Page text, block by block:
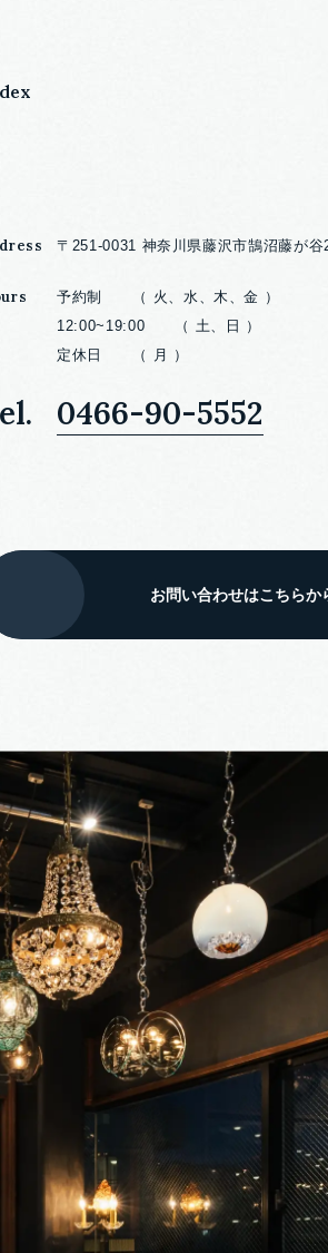
〒251-0031 神奈川県藤沢市鵠沼藤が
予約制 （ 火、水、木、金 ）
12:00~19:00 （ 土、日 ）
定休日 （ 月 ）
0466-90-5552
お問い合わせはこちらか